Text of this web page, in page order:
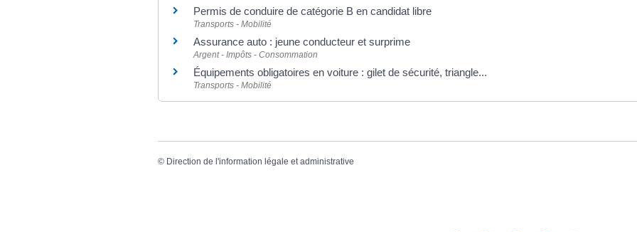
Permis de conduire de catégorie B en candidat libre
Transports - Mobilité
Assurance auto : jeune conducteur et surprime
Argent - Impôts - Consommation
Équipements obligatoires en voiture : gilet de sécurité, triangle...
Transports - Mobilité
© Direction de l'information légale et administrative